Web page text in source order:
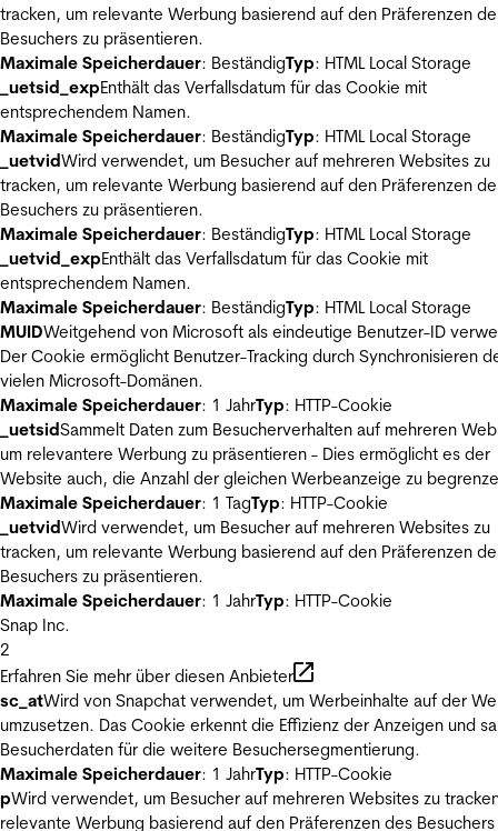
tracken, um relevante Werbung basierend auf den Präferenzen
Besuchers zu präsentieren.
Maximale Speicherdauer: BeständigTyp: HTML Local Storage
_uetsid_expEnthält das Verfallsdatum für das Cookie mit
entsprechendem Namen.
Maximale Speicherdauer: BeständigTyp: HTML Local Storage
_uetvidWird verwendet, um Besucher auf mehreren Websites zu
tracken, um relevante Werbung basierend auf den Präferenzen
Besuchers zu präsentieren.
Maximale Speicherdauer: BeständigTyp: HTML Local Storage
_uetvid_expEnthält das Verfallsdatum für das Cookie mit
entsprechendem Namen.
Maximale Speicherdauer: BeständigTyp: HTML Local Storage
MUIDWeitgehend von Microsoft als eindeutige Benutzer-ID
Der Cookie ermöglicht Benutzer-Tracking durch Synchronisieren
vielen Microsoft-Domänen.
Maximale Speicherdauer: 1 JahrTyp: HTTP-Cookie
_uetsidSammelt Daten zum Besucherverhalten auf mehreren
um relevantere Werbung zu präsentieren - Dies ermöglicht es der
Website auch, die Anzahl der gleichen Werbeanzeige zu
Maximale Speicherdauer: 1 TagTyp: HTTP-Cookie
_uetvidWird verwendet, um Besucher auf mehreren Websites zu
tracken, um relevante Werbung basierend auf den Präferenzen
Besuchers zu präsentieren.
Maximale Speicherdauer: 1 JahrTyp: HTTP-Cookie
Snap Inc.
2
Erfahren Sie mehr über diesen Anbieter
sc_atWird von Snapchat verwendet, um Werbeinhalte auf der
umzusetzen. Das Cookie erkennt die Effizienz der Anzeigen und
Besucherdaten für die weitere Besuchersegmentierung.
Maximale Speicherdauer: 1 JahrTyp: HTTP-Cookie
pWird verwendet, um Besucher auf mehreren Websites zu
relevante Werbung basierend auf den Präferenzen des Besuchers